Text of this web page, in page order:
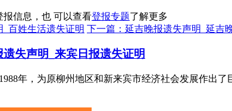
报信息，也 可以查看登报专题了解更多
_百姓生活遗失证明 下一篇：延吉晚报遗失声明_延吉
遗失声明_来宾日报遗失证明
年，为原柳州地区和新来宾市经济社会发展作出